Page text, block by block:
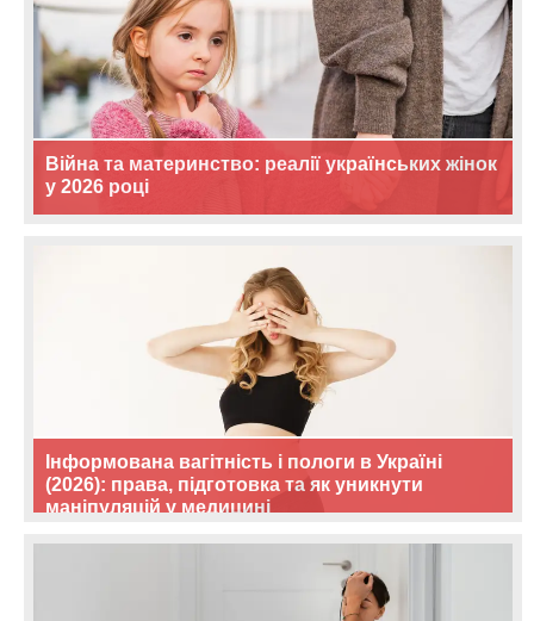
Війна та материнство: реалії українських жінок
у 2026 році
Інформована вагітність і пологи в Україні
(2026): права, підготовка та як уникнути
маніпуляцій у медицині